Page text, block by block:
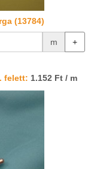
(13784)
m +
felett: 1.152 Ft / m